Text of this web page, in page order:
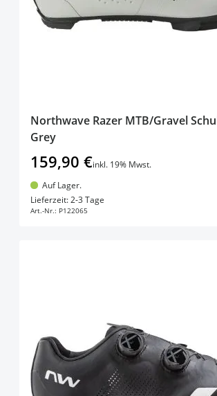
Northwave Razer MTB/Gravel
Grey
159,90 €inkl. 19% Mwst.
Auf Lager.
Lieferzeit: 2-3 Tage
Art.-Nr.: P122065